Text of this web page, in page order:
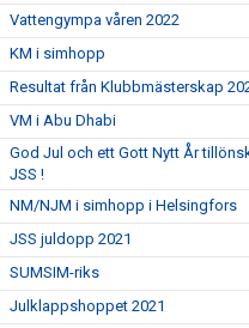
Vattengympa våren 2022
KM i simhopp
Resultat från Klubbmästerskap
VM i Abu Dhabi
God Jul och ett Gott Nytt År
JSS !
NM/NJM i simhopp i Helsingfors
JSS juldopp 2021
SUMSIM-riks
Julklappshoppet 2021